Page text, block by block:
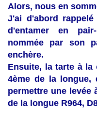
Alors, nous en
J'ai d'abord
d'entamer en
nommée par son
enchère.
Ensuite, la tarte à la
4ème de la
permettre une levée
de la longue R964,